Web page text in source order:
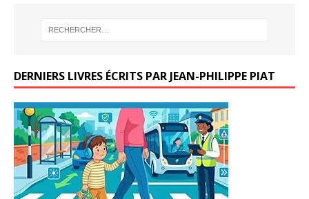
DERNIERS LIVRES ÉCRITS PAR JEAN-PHILIPPE PIAT